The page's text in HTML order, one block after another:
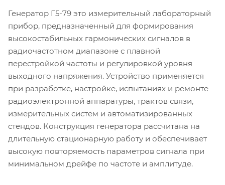
Генератор Г5-79 это измерительный лабораторный
прибор, предназначенный для формирования
высокостабильных гармонических сигналов в
радиочастотном диапазоне с плавной
перестройкой частоты и регулировкой уровня
выходного напряжения. Устройство применяется
при разработке, настройке, испытаниях и ремонте
радиоэлектронной аппаратуры, трактов связи,
измерительных систем и автоматизированных
стендов. Конструкция генератора рассчитана на
длительную стационарную работу и обеспечивает
высокую повторяемость параметров сигнала при
минимальном дрейфе по частоте и амплитуде.